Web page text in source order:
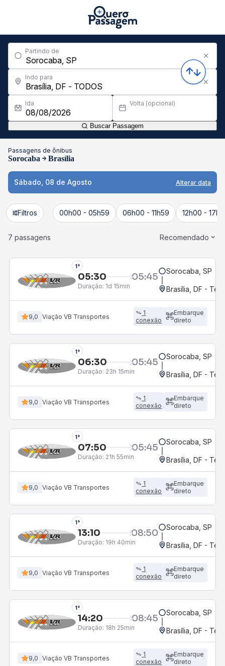
Partindo de
Indo para
Ida Volta (opcional)
Buscar Passagem
Passagens de ônibus
Sorocaba Brasília
Sábado, 08 de Agosto Alterar data
Filtros 00h00 - 05h59 06h00 - 11h59 12h00 -
7 passagens Recomendado
1°
05:30 05:45
Duração: 1d 15min
Sorocaba, SP
Brasília, DF -
9,0 Viação VB Transportes
1
conexão
Embarque
direto
1°
06:30 05:45
Duração: 23h 15min
Sorocaba, SP
Brasília, DF -
9,0 Viação VB Transportes
1
conexão
Embarque
direto
1°
07:50 05:45
Duração: 21h 55min
Sorocaba, SP
Brasília, DF -
9,0 Viação VB Transportes
1
conexão
Embarque
direto
1°
13:10 08:50
Duração: 19h 40min
Sorocaba, SP
Brasília, DF -
9,0 Viação VB Transportes
1
conexão
Embarque
direto
1°
14:20 08:45
Duração: 18h 25min
Sorocaba, SP
Brasília, DF -
9,0 Viação VB Transportes
1
conexão
Embarque
direto